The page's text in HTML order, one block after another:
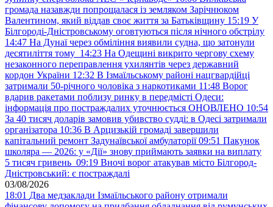
громада назавжди попрощалася із земляком Зарічнюком
Валентином, який віддав своє життя за Батьківщину 15:19 У
Білгороді-Дністровському оговтуються після нічного обстрілу
14:47 На Дунаї через обміління виявили судна, що затонули
десятиліття тому 14:23 На Одещині викрито чергову схему
незаконного переправлення ухилянтів через державний
кордон України 12:32 В Ізмаїльському районі нацгвардійці
затримали 50-річного чоловіка з наркотиками 11:48 Ворог
вдарив ракетами поблизу ринку в передмісті Одеси:
інформація про постраждалих уточнюється ОНОВЛЕНО 10:54
За 40 тисяч доларів замовив убивство судді: в Одесі затримали
організатора 10:36 В Арцизькій громаді завершили
капітальний ремонт Задунаївської амбулаторії 09:51 Пакунок
школяра — 2026: у «Дії» знову приймають заявки на виплату
5 тисяч гривень 09:19 Вночі ворог атакував місто Білгород-
Дністровський: є постраждалі
03/08/2026
18:01 Два медзаклади Ізмаїльського району отримали